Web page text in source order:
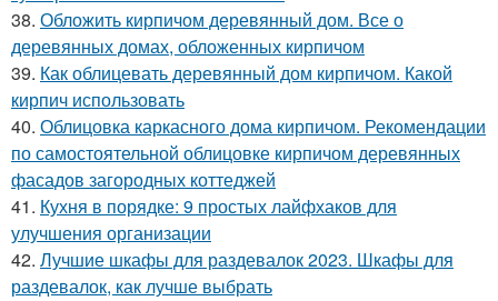
38. Обложить кирпичом деревянный дом. Все о
деревянных домах, обложенных кирпичом
39. Как облицевать деревянный дом кирпичом. Какой
кирпич использовать
40. Облицовка каркасного дома кирпичом. Рекомендации
по самостоятельной облицовке кирпичом деревянных
фасадов загородных коттеджей
41. Кухня в порядке: 9 простых лайфхаков для
улучшения организации
42. Лучшие шкафы для раздевалок 2023. Шкафы для
раздевалок, как лучше выбрать